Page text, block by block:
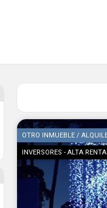
OTRO INMUEBLE /
INVERSORES - ALTA